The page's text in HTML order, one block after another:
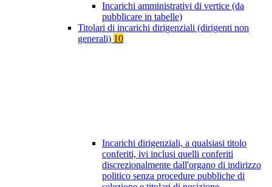
Incarichi amministrativi di vertice (da
pubblicare in tabelle)
Titolari di incarichi dirigenziali (dirigenti non
generali) 10
Incarichi dirigenziali, a qualsiasi titolo
conferiti, ivi inclusi quelli conferiti
discrezionalmente dall'organo di indirizzo
politico senza procedure pubbliche di